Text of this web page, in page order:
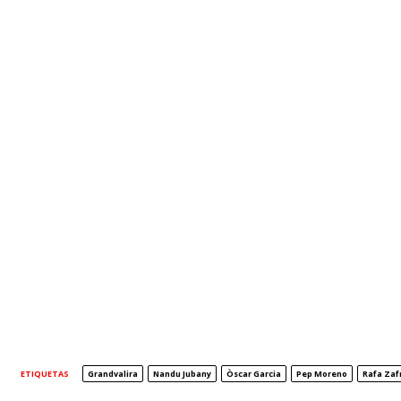
ETIQUETAS Grandvalira Nandu Jubany Òscar Garcia Pep Moreno Rafa